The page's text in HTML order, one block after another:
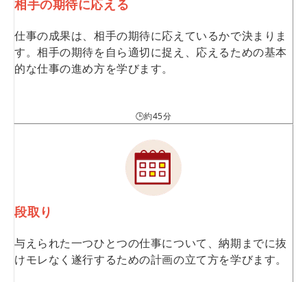
相手の期待に応える
仕事の成果は、相手の期待に応えているかで決まりま
す。相手の期待を自ら適切に捉え、応えるための基本
的な仕事の進め方を学びます。
🕒約45分
段取り
与えられた一つひとつの仕事について、納期までに抜
けモレなく遂行するための計画の立て方を学びます。